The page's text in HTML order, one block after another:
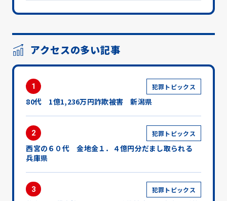
アクセスの多い記事
1 犯罪トピックス
80代 1億1,236万円詐欺被害 新潟県
2 犯罪トピックス
西宮の６０代 金地金１．４億円分だまし取られる
兵庫県
3 犯罪トピックス